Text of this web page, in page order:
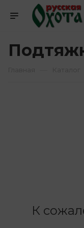
К